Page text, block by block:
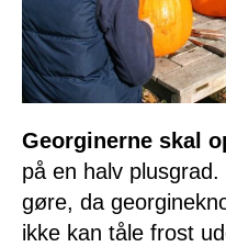
Georginerne skal
på en halv
gøre, da
ikke kan tåle frost